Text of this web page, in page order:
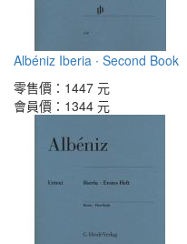
Albéniz Iberia ∙ Second Book
零售價： 1447 元
會員價： 1344 元